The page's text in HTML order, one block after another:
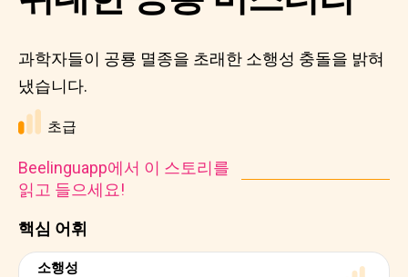
핵심 어휘
소행성
과학자들이 공룡 멸종을 초래한 소행성 충돌을 밝혀
냈습니다.
초급
Beelinguapp에서 이 스토리를
읽고 들으세요!